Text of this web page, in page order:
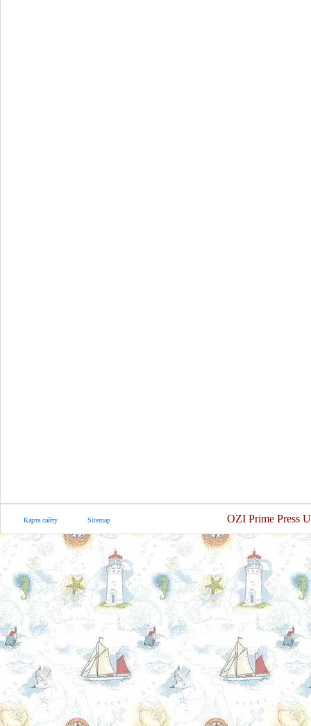
Карта сайту Sitemap OZI Prime Press